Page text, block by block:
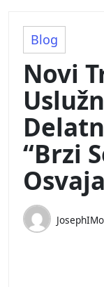
Blog
Novi
“Brzi